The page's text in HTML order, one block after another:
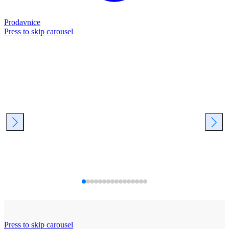
Prodavnice
Press to skip carousel
Press to skip carousel